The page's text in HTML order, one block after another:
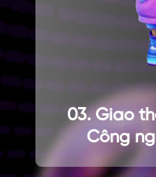
03. Giao
Công